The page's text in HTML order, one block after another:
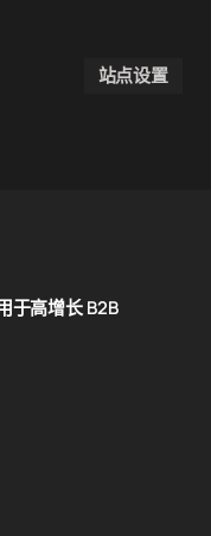
站点设置
于高增长 B2B